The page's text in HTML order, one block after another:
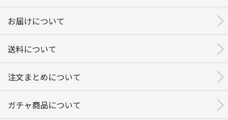
お届けについて
送料について
注文まとめについて
ガチャ商品について